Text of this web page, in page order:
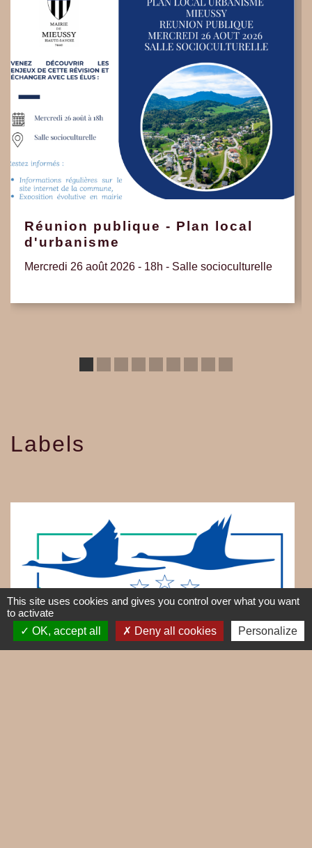
Réunion publique - Plan local
d'urbanisme
Mercredi 26 août 2026 - 18h - Salle socioculturelle
Labels
This site uses cookies and gives you control over what you want
to activate
OK, accept all
Deny all cookies Personalize